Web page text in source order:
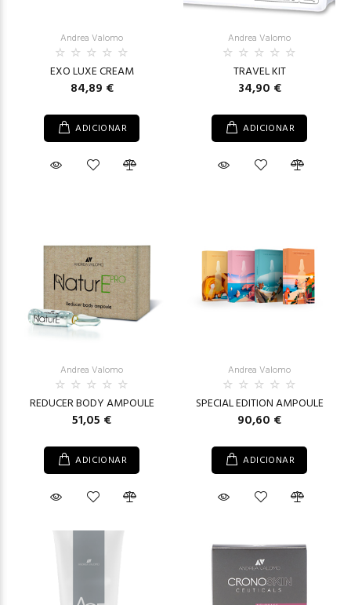
Andrea Valomo
EXO LUXE CREAM
84,89 €
ADICIONAR
Andrea Valomo
TRAVEL KIT
34,90 €
ADICIONAR
Andrea Valomo
REDUCER BODY AMPOULE
51,05 €
ADICIONAR
Andrea Valomo
SPECIAL EDITION AMPOULE
90,60 €
ADICIONAR